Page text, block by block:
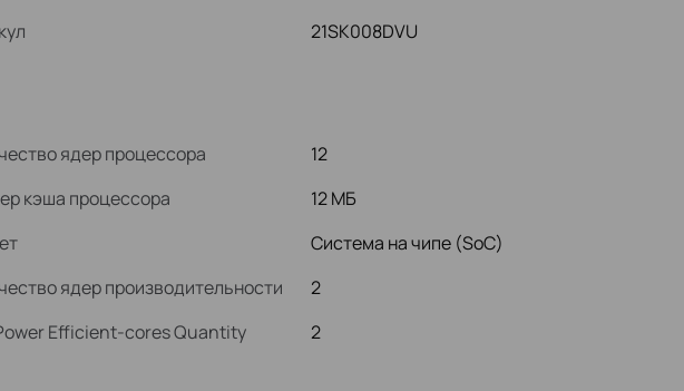
21SK008DVU
ядер процессора
12
кэша процессора
12 МБ
Система на чипе (SoC)
ядер производительности
2
Efficient-cores Quantity 2